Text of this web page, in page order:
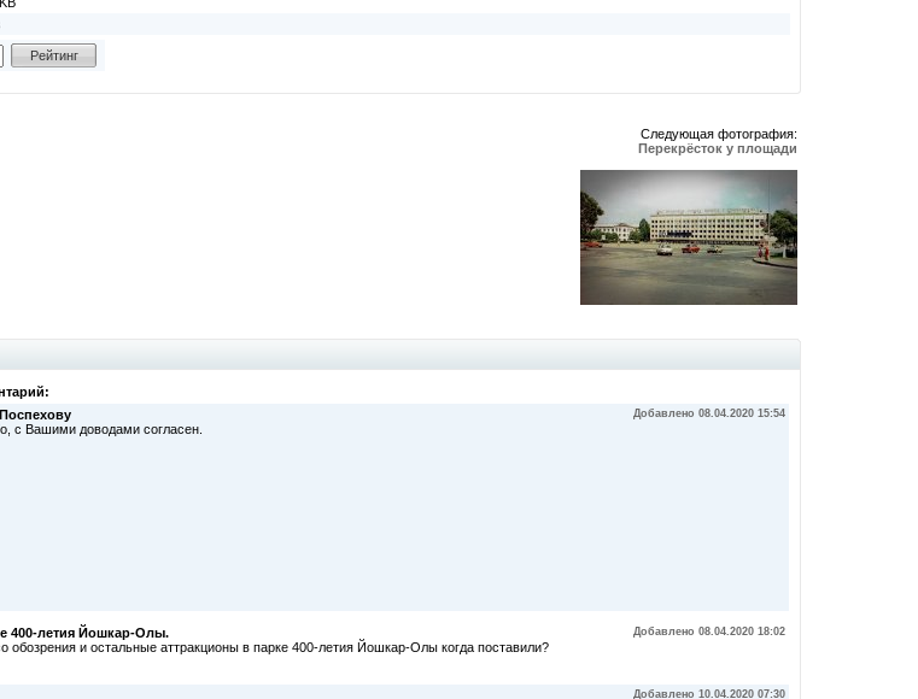
Следующая фотография:
Перекрёсток у площади
Добавлено 08.04.2020 15:54
с Вашими доводами согласен.
400-летия Йошкар-Олы. Добавлено 08.04.2020 18:02
обозрения и остальные аттракционы в парке 400-летия Йошкар-Олы когда поставили?
Добавлено 10.04.2020 07:30